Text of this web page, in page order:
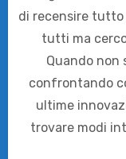
di recensire tutto
tutti ma
Quando non
confrontando
ultime
trovare modi